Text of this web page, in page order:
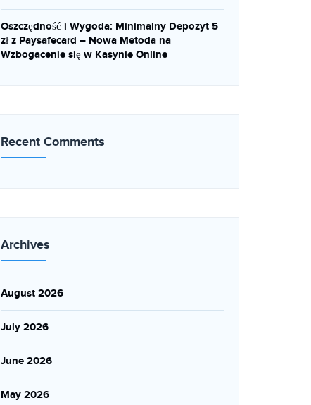
Oszczędność i Wygoda: Minimalny Depozyt 5
zł z Paysafecard – Nowa Metoda na
Wzbogacenie się w Kasynie Online
Recent Comments
Archives
August 2026
July 2026
June 2026
May 2026